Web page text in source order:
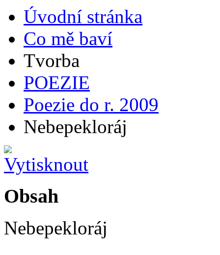
Úvodní stránka
Co mě baví
Tvorba
POEZIE
Poezie do r. 2009
Nebepekloráj
Obsah
Nebepekloráj